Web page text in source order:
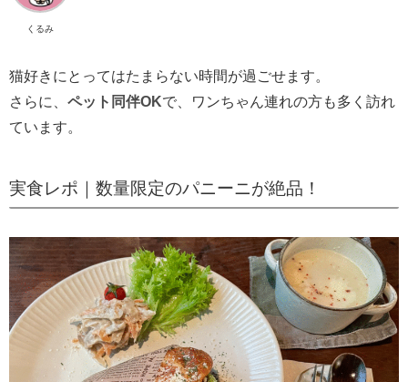
くるみ
猫好きにとってはたまらない時間が過ごせます。
さらに、 ペット同伴OKで、ワンちゃん連れの方も多く訪れ
ています。
実食レポ｜数量限定のパニーニが絶品！